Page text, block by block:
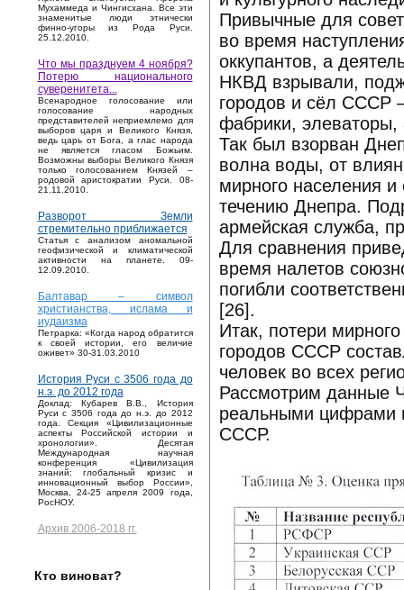
Мухаммеда и Чингисхана. Все эти
знаменитые люди этнически
финно-угоры из Рода Руси.
25.12.2010.
Что мы празднуем 4 ноября?
Потерю национального
суверенитета...
Bсенародное голосование или
голосование народных
представителей неприемлемо для
выборов царя и Великого Князя,
ведь царь от Бога, а глас народа
не является гласом Божьим.
Возможны выборы Великого Князя
только голосованием Князей –
родовой аристократии Руси. 08-
21.11.2010.
Разворот Земли
стремительно приближается
Статья с анализом аномальной
геофизической и климатической
активности на планете. 09-
12.09.2010.
Балтавар – символ
христианства, ислама и
иудаизма
Петрарка: «Когда народ обратится
к своей истории, его величие
оживет» 30-31.03.2010
История Руси с 3506 года до
н.э. до 2012 года
Доклад: Кубарев В.В., История
Руси с 3506 года до н.э. до 2012
года. Секция «Цивилизационные
аспекты Российской истории и
хронологии». Десятая
Международная научная
конференция «Цивилизация
знаний: глобальный кризис и
инновационный выбор России»,
Москва, 24-25 апреля 2009 года,
РосНОУ.
Архив 2006-2018 гг.
Кто виноват?
Привычные для
во время
оккупантов, а
НКВД взрывали,
городов и сёл СССР
фабрики,
Так был взорван
волна воды, от
мирного населения
течению Днепра.
армейская служба,
Для сравнения
время налетов
погибли
[26].
Итак, потери
городов СССР
человек во всех
Рассмотрим данные
реальными цифрами
СССР.